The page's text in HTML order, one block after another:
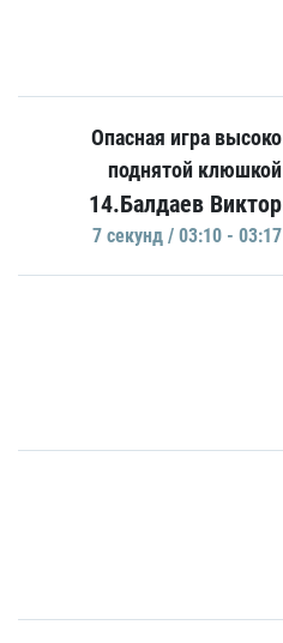
Опасная игра высоко
поднятой клюшкой
14.Балдаев Виктор
7 секунд / 03:10 - 03:17